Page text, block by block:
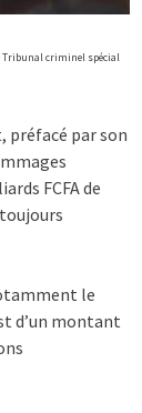
Tribunal criminel spécial
préfacé par son
FCFA de
le
d’un montant